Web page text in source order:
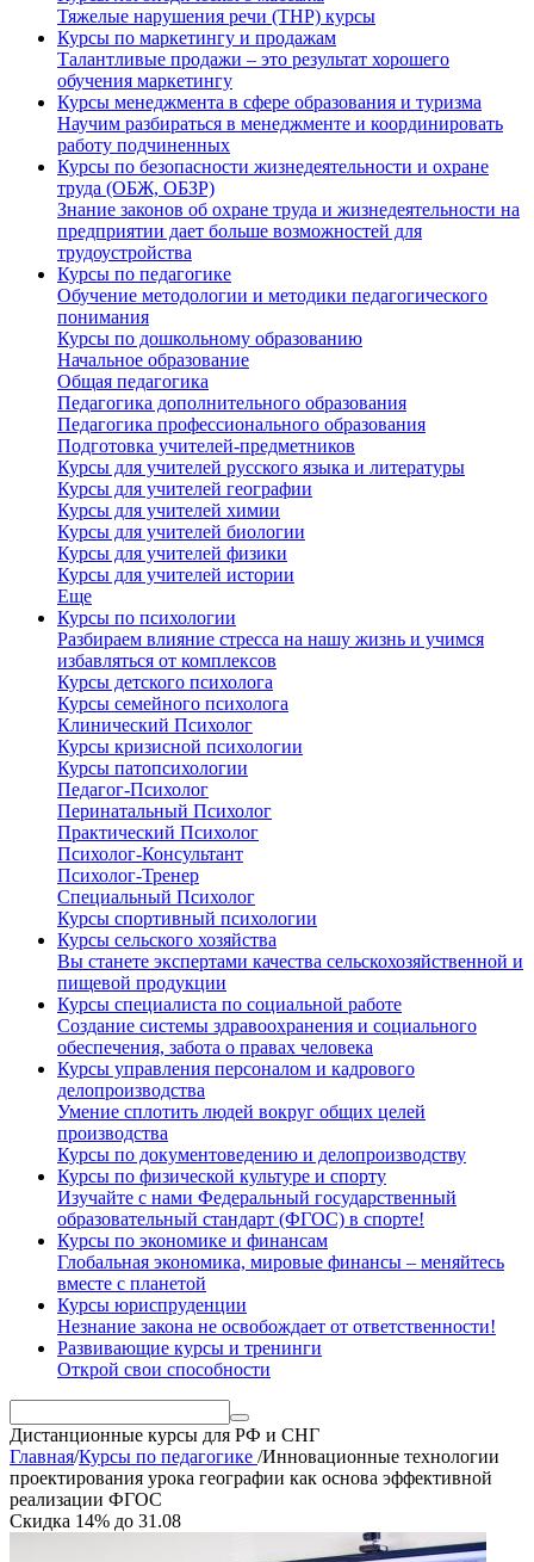
Тяжелые нарушения речи (ТНР) курсы
Курсы по маркетингу и продажам
Талантливые продажи – это результат хорошего
обучения маркетингу
Курсы менеджмента в сфере образования и туризма
Научим разбираться в менеджменте и координировать
работу подчиненных
Курсы по безопасности жизнедеятельности и охране
труда (ОБЖ, ОБЗР)
Знание законов об охране труда и жизнедеятельности на
предприятии дает больше возможностей для
трудоустройства
Курсы по педагогике
Обучение методологии и методики педагогического
понимания
Курсы по дошкольному образованию
Начальное образование
Общая педагогика
Педагогика дополнительного образования
Педагогика профессионального образования
Подготовка учителей-предметников
Курсы для учителей русского языка и литературы
Курсы для учителей географии
Курсы для учителей химии
Курсы для учителей биологии
Курсы для учителей физики
Курсы для учителей истории
Еще
Курсы по психологии
Разбираем влияние стресса на нашу жизнь и учимся
избавляться от комплексов
Курсы детского психолога
Курсы семейного психолога
Клинический Психолог
Курсы кризисной психологии
Курсы патопсихологии
Педагог-Психолог
Перинатальный Психолог
Практический Психолог
Психолог-Консультант
Психолог-Тренер
Специальный Психолог
Курсы спортивный психологии
Курсы сельского хозяйства
Вы станете экспертами качества сельскохозяйственной и
пищевой продукции
Курсы специалиста по социальной работе
Создание системы здравоохранения и социального
обеспечения, забота о правах человека
Курсы управления персоналом и кадрового
делопроизводства
Умение сплотить людей вокруг общих целей
производства
Курсы по документоведению и делопроизводству
Курсы по физической культуре и спорту
Изучайте с нами Федеральный государственный
образовательный стандарт (ФГОС) в спорте!
Курсы по экономике и финансам
Глобальная экономика, мировые финансы – меняйтесь
вместе с планетой
Курсы юриспруденции
Незнание закона не освобождает от ответственности!
Развивающие курсы и тренинги
Открой свои способности
Дистанционные курсы для РФ и СНГ
Главная/Курсы по педагогике /Инновационные технологии
проектирования урока географии как основа эффективной
реализации ФГОС
Скидка 14% до 31.08